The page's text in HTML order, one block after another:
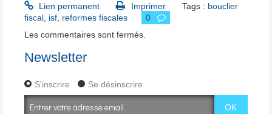
Lien permanent Imprimer Tags : bouclier
fiscal isf reformes fiscales
0
Les commentaires sont fermés.
Newsletter
S'inscrire Se désinscrire